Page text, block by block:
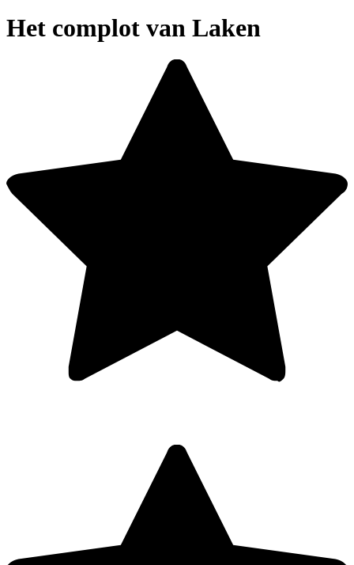
Het complot van Laken